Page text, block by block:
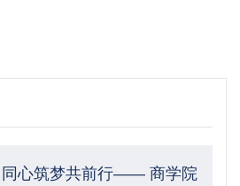
同心筑梦共前行—— 商学院